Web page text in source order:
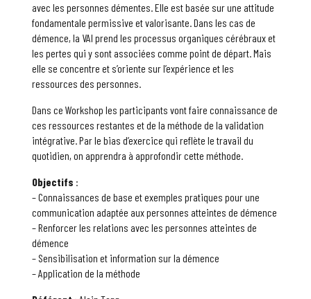
avec les personnes démentes. Elle est basée sur une attitude
fondamentale permissive et valorisante. Dans les cas de
démence, la VAI prend les processus organiques cérébraux et
les pertes qui y sont associées comme point de départ. Mais
elle se concentre et s’oriente sur l’expérience et les
ressources des personnes.
Dans ce Workshop les participants vont faire connaissance de
ces ressources restantes et de la méthode de la validation
intégrative. Par le bias d’exercice qui reflète le travail du
quotidien, on apprendra à approfondir cette méthode.
Objectifs :
– Connaissances de base et exemples pratiques pour une
communication adaptée aux personnes atteintes de démence
– Renforcer les relations avec les personnes atteintes de
démence
– Sensibilisation et information sur la démence
– Application de la méthode